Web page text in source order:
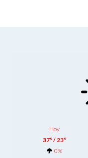
Hoy
37º / 23º
0%